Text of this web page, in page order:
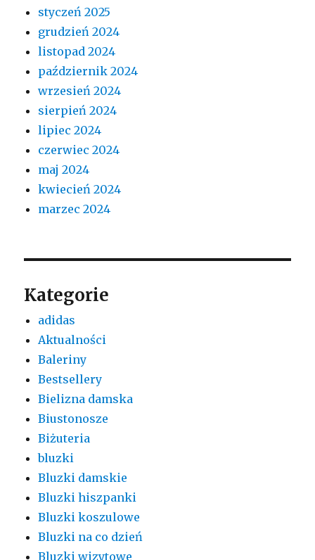
styczeń 2025
grudzień 2024
listopad 2024
październik 2024
wrzesień 2024
sierpień 2024
lipiec 2024
czerwiec 2024
maj 2024
kwiecień 2024
marzec 2024
Kategorie
adidas
Aktualności
Baleriny
Bestsellery
Bielizna damska
Biustonosze
Biżuteria
bluzki
Bluzki damskie
Bluzki hiszpanki
Bluzki koszulowe
Bluzki na co dzień
Bluzki wizytowe